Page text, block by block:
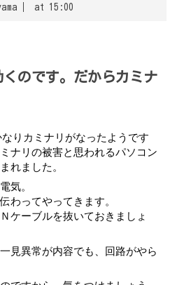
at 15:00
のです。だからカミナ
りカミナリがなったようです
ナリの被害と思われるパソコン
れました。
気。
わってやってきます。
ケーブルを抜いておきましょ
見異常が内容でも、回路がやら